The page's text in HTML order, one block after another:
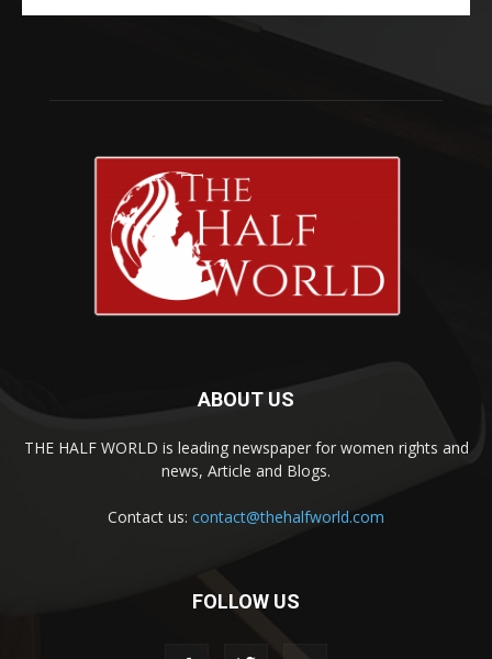
ABOUT US
THE HALF WORLD is leading newspaper for women rights and
news, Article and Blogs.
Contact us: contact@thehalfworld.com
FOLLOW US